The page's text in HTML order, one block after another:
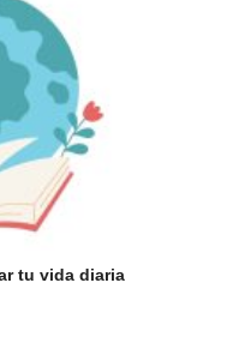
tu vida diaria